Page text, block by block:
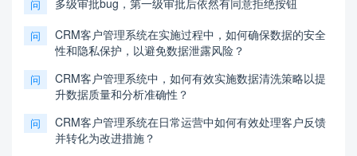
问
问
CRM客户管理系统在实施过程中，如何确保数据的安全
性和隐私保护，以避免数据泄露风险？
问
CRM客户管理系统中，如何有效实施数据清洗策略以提
升数据质量和分析准确性？
问
CRM客户管理系统在日常运营中如何有效处理客户反馈
并转化为改进措施？